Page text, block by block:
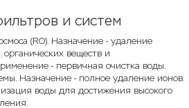
и систем
(RO). Назначение - удаление
органических веществ и
- первичная очистка воды.
Назначение - полное удаление ионов.
воды для достижения высокого